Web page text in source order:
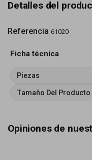
Detalles del
Referencia 61020
Ficha técnica
Piezas
Tamaño Del Producto
Opiniones de